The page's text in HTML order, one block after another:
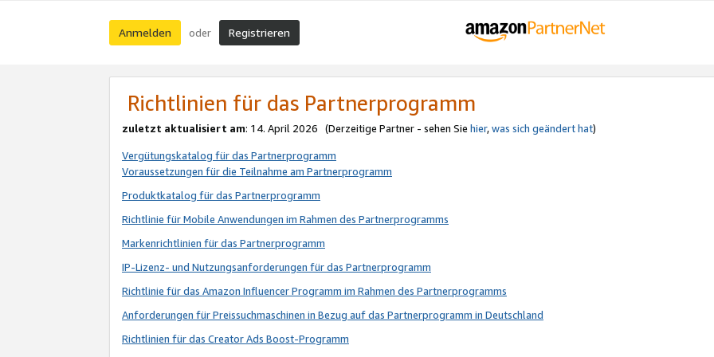
Anmelden oder Registrieren
Richtlinien für das Partnerprogramm
zuletzt aktualisiert am: 14. April 2026 (Derzeitige Partner - sehen Sie hier,was sich geändert hat)
Vergütungskatalog für das Partnerprogramm
Voraussetzungen für die Teilnahme am Partnerprogramm
Produktkatalog für das Partnerprogramm
Richtlinie für Mobile Anwendungen im Rahmen des Partnerprogramms
Markenrichtlinien für das Partnerprogramm
IP-Lizenz- und Nutzungsanforderungen für das Partnerprogramm
Richtlinie für das Amazon Influencer Programm im Rahmen des Partnerprogramms
Anforderungen für Preissuchmaschinen in Bezug auf das Partnerprogramm in Deutschland
Richtlinien für das Creator Ads Boost-Programm